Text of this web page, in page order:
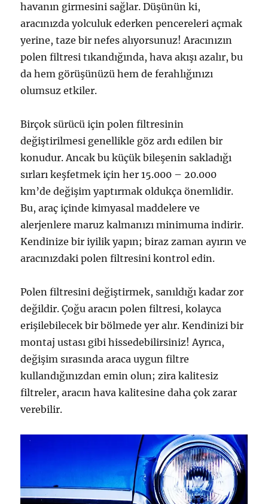
havanın girmesini sağlar. Düşünün ki,
aracınızda yolculuk ederken pencereleri açmak
yerine, taze bir nefes alıyorsunuz! Aracınızın
polen filtresi tıkandığında, hava akışı azalır, bu
da hem görüşünüzü hem de ferahlığınızı
olumsuz etkiler.
Birçok sürücü için polen filtresinin
değiştirilmesi genellikle göz ardı edilen bir
konudur. Ancak bu küçük bileşenin sakladığı
sırları keşfetmek için her 15.000 – 20.000
km’de değişim yaptırmak oldukça önemlidir.
Bu, araç içinde kimyasal maddelere ve
alerjenlere maruz kalmanızı minimuma indirir.
Kendinize bir iyilik yapın; biraz zaman ayırın ve
aracınızdaki polen filtresini kontrol edin.
Polen filtresini değiştirmek, sanıldığı kadar zor
değildir. Çoğu aracın polen filtresi, kolayca
erişilebilecek bir bölmede yer alır. Kendinizi bir
montaj ustası gibi hissedebilirsiniz! Ayrıca,
değişim sırasında araca uygun filtre
kullandığınızdan emin olun; zira kalitesiz
filtreler, aracın hava kalitesine daha çok zarar
verebilir.